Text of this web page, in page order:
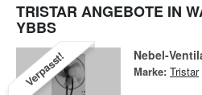
TRISTAR ANGEBOTE IN
YBBS
Verpasst! Nebel-
Marke: Tristar